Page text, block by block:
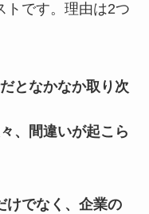
トです。理由は2つ
となかなか取り次
、間違いが起こら
けでなく、企業の